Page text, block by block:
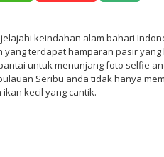
keindahan alam bahari
terdapat hamparan pasir
untuk menunjang foto selfie
Seribu anda tidak hanya
kecil yang cantik.